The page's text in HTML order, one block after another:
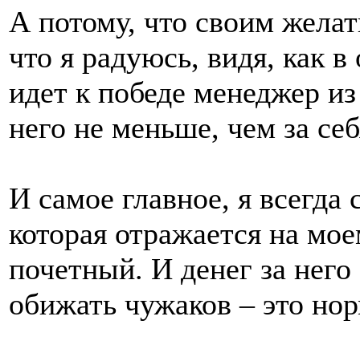
А потому, что своим
что я радуюсь, видя, как
идет к победе менеджер
него не меньше, чем за
И самое главное, я всегда
которая отражается на
почетный. И денег за
обижать чужаков – это